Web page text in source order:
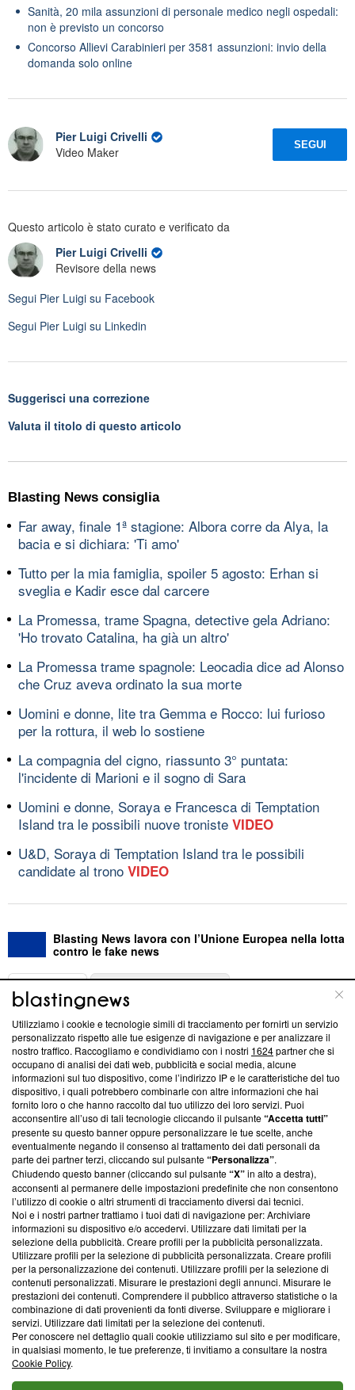
Sanità, 20 mila assunzioni di personale medico negli ospedali:
non è previsto un concorso
Concorso Allievi Carabinieri per 3581 assunzioni: invio della
domanda solo online
Pier Luigi Crivelli
Video Maker
SEGUI
Questo articolo è stato curato e verificato da
Pier Luigi Crivelli
Revisore della news
Segui Pier Luigi su Facebook
Segui Pier Luigi su Linkedin
Suggerisci una correzione
Valuta il titolo di questo articolo
Blasting News consiglia
Far away, finale 1ª stagione: Albora corre da Alya, la
bacia e si dichiara: 'Ti amo'
Tutto per la mia famiglia, spoiler 5 agosto: Erhan si
sveglia e Kadir esce dal carcere
La Promessa, trame Spagna, detective gela Adriano:
'Ho trovato Catalina, ha già un altro'
La Promessa trame spagnole: Leocadia dice ad Alonso
che Cruz aveva ordinato la sua morte
Uomini e donne, lite tra Gemma e Rocco: lui furioso
per la rottura, il web lo sostiene
La compagnia del cigno, riassunto 3° puntata:
l'incidente di Marioni e il sogno di Sara
Uomini e donne, Soraya e Francesca di Temptation
Island tra le possibili nuove troniste VIDEO
U&D, Soraya di Temptation Island tra le possibili
candidate al trono VIDEO
Blasting News lavora con l’Unione Europea nella lotta
contro le fake news
ABOUT
Questa sezione offre informazioni trasparenti su Blasting
News, sui nostri processi editoriali e su come ci impegniamo a
creare news di qualità. Inoltre, afferma la nostra aderenza a
‘Trust Project - News with Integrity’Blasting News non è
ancora membro del programma, ma ha richiesto di farne
parte; Trust Project non ha ancora effettuato una verifica di
conformità agli standard.
Su di noi
Team editoriale
Corporate
Redazione
Informativa Privacy
Cookie Policy
Blasting SA, IDI CHE-247.845.224, Via Carlo Frasca, 3 - 6900
Lugano (Svizzera) Tel:+39 0690258937
© 2026 Blasting News
Utilizziamo i cookie e tecnologie simili di tracciamento per fornirti un servizio
personalizzato rispetto alle tue esigenze di navigazione e per analizzare il
nostro traffico. Raccogliamo e condividiamo con i nostri 1624partner che si
occupano di analisi dei dati web, pubblicità e social media, alcune
informazioni sul tuo dispositivo, come l’indirizzo IP e le caratteristiche del tuo
dispositivo, i quali potrebbero combinarle con altre informazioni che hai
fornito loro o che hanno raccolto dal tuo utilizzo dei loro servizi. Puoi
acconsentire all’uso di tali tecnologie cliccando il pulsante“Accetta tutti”
presente su questo banner oppure personalizzare le tue scelte, anche
eventualmente negando il consenso al trattamento dei dati personali da
parte dei partner terzi, cliccando sul pulsante“Personalizza”.
Chiudendo questo banner (cliccando sul pulsante“X”in alto a destra),
acconsenti al permanere delle impostazioni predefinite che non consentono
l’utilizzo di cookie o altri strumenti di tracciamento diversi dai tecnici.
Noi e i nostri partner trattiamo i tuoi dati di navigazione per: Archiviare
informazioni su dispositivo e/o accedervi. Utilizzare dati limitati per la
selezione della pubblicità. Creare profili per la pubblicità personalizzata.
Utilizzare profili per la selezione di pubblicità personalizzata. Creare profili
per la personalizzazione dei contenuti. Utilizzare profili per la selezione di
contenuti personalizzati. Misurare le prestazioni degli annunci. Misurare le
prestazioni dei contenuti. Comprendere il pubblico attraverso statistiche o la
combinazione di dati provenienti da fonti diverse. Sviluppare e migliorare i
servizi. Utilizzare dati limitati per la selezione dei contenuti.
Per conoscere nel dettaglio quali cookie utilizziamo sul sito e per modificare,
in qualsiasi momento, le tue preferenze, ti invitiamo a consultare la nostra
Cookie Policy.